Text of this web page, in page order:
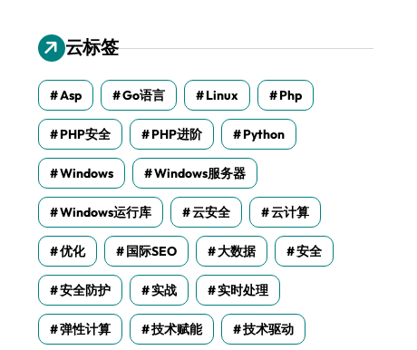
云标签
Asp Go语言 Linux Php
PHP安全 PHP进阶 Python
Windows Windows服务器
Windows运行库 云安全 云计算
优化 国际SEO 大数据 安全
安全防护 实战 实时处理
弹性计算 技术赋能 技术驱动